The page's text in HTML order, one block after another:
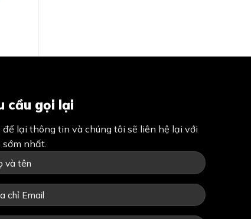
cầu gọi lại
để lại thông tin và chúng tôi sẽ liên hệ lại với
sớm nhất.